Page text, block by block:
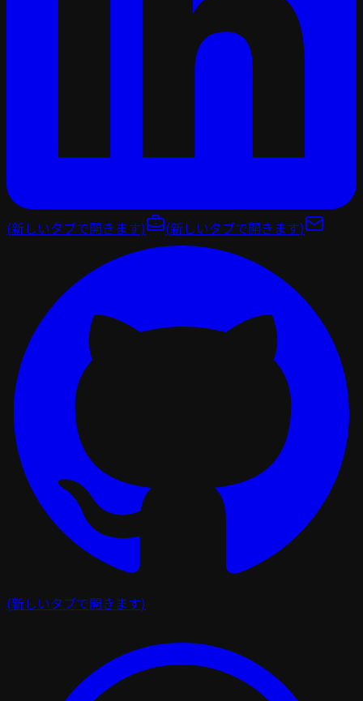
(新しいタブで開きます) (新しいタブで開きます)
(新しいタブで開きます)